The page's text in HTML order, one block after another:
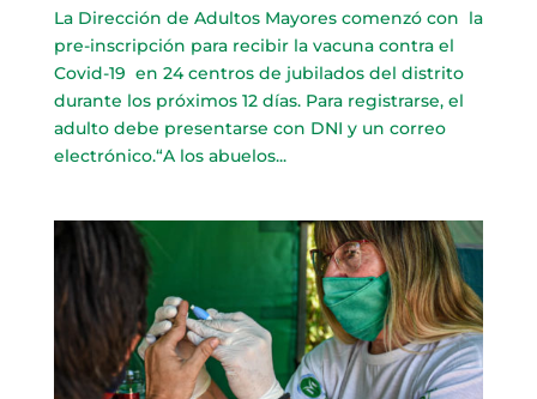
La Dirección de Adultos Mayores comenzó con la
pre-inscripción para recibir la vacuna contra el
Covid-19 en 24 centros de jubilados del distrito
durante los próximos 12 días. Para registrarse, el
adulto debe presentarse con DNI y un correo
electrónico.“A los abuelos...